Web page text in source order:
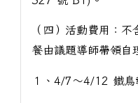
（四）活動費用：
餐由議題導師帶領自
１、4/7～4/12 鐵